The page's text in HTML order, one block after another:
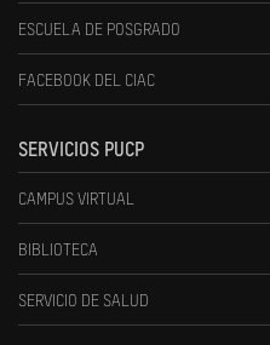
ESCUELA DE POSGRADO
FACEBOOK DEL CIAC
SERVICIOS PUCP
CAMPUS VIRTUAL
BIBLIOTECA
SERVICIO DE SALUD